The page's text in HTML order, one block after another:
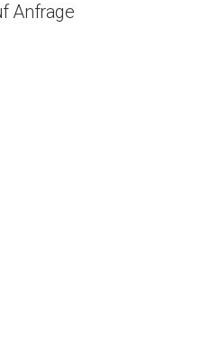
Anfrage